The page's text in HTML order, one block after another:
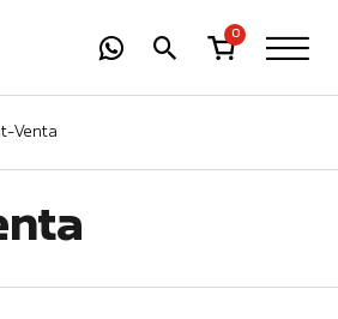
0
Venta